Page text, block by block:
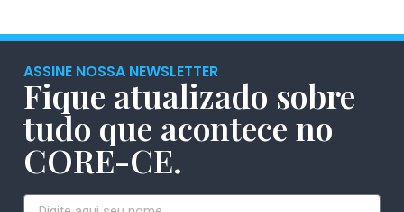
ASSINE NOSSA NEWSLETTER
Fique atualizado sobre
tudo que acontece no
CORE-CE.